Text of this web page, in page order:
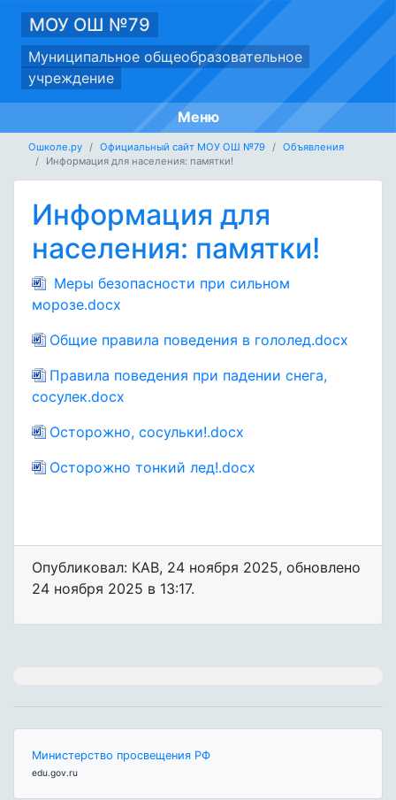
МОУ ОШ №79
Муниципальное общеобразовательное
учреждение
Меню
Ошколе.ру Официальный сайт МОУ ОШ №79
Объявления
Информация для населения: памятки!
Информация для
населения: памятки!
Меры безопасности при сильном
морозе.docx
Общие правила поведения в гололед.docx
Правила поведения при падении снега,
сосулек.docx
Осторожно, сосульки!.docx
Осторожно тонкий лед!.docx
Опубликовал: КАВ, 24 ноября 2025, обновлено
24 ноября 2025 в 13:17.
Министерство просвещения РФ
edu.gov.ru